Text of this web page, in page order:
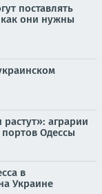
поставлять
как они нужны
аграрии
Одессы
в
Украине